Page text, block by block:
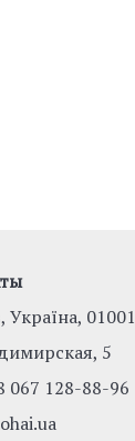
Україна, 01001
5
067 128-88-96